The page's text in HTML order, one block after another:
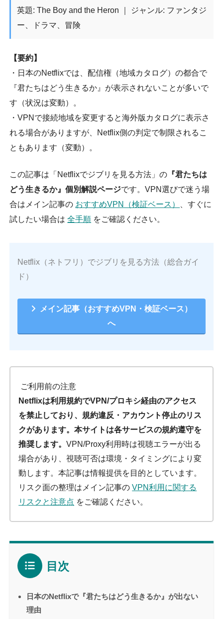
英題: The Boy and the Heron ｜ ジャンル: ファンタジ
ー、ドラマ、冒険
【要約】
・日本のNetflixでは、配信権（地域カタログ）の都合で
『君たちはどう生きるか』が表示されないことが多いで
す（状況は変動）。
・VPNで接続地域を変更すると海外版カタログに表示さ
れる場合がありますが、Netflix側の判定で制限されるこ
ともあります（変動）。
この記事は「Netflixでジブリを見る方法」の 『君たちは
どう生きるか』個別解説ページです。VPN選びで迷う場
合はメイン記事の おすすめVPN（検証ベース）
、すぐに
試したい場合は全手順 をご確認ください。
Netflix（ネトフリ）でジブリを見る方法（総合ガイ
ド）
メイン記事（おすすめVPN・検証ベース）
へ
ご利用前の注意
Netflixは利用規約でVPN/プロキシ経由のアクセス
を禁止しており、規約違反・アカウント停止のリス
クがあります。本サイトは各サービスの規約遵守を
推奨します。VPN/Proxy利用時は視聴エラーが出る
場合があり、視聴可否は環境・タイミングにより変
動します。本記事は情報提供を目的としています。
リスク面の整理はメイン記事のVPN利用に関する
リスクと注意点 をご確認ください。
目次
日本のNetflixで『君たちはどう生きるか』が出ない
理由